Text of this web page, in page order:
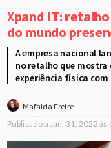
Xpand IT:
do mundo
A empresa nacional
no retalho que mostra
experiência física
Mafalda Freire
Publicado a Jan. 31, 2022 às